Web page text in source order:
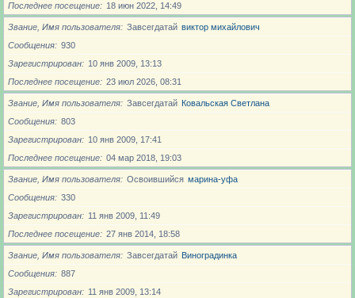
Последнее посещение
18 июн 2022, 14:49
Звание, Имя пользователя Завсегдатай виктор михайлович
Сообщения
930
Зарегистрирован
10 янв 2009, 13:13
Последнее посещение
23 июл 2026, 08:31
Звание, Имя пользователя Завсегдатай Ковальская Светлана
Сообщения
803
Зарегистрирован
10 янв 2009, 17:41
Последнее посещение
04 мар 2018, 19:03
Звание, Имя пользователя Освоившийся марина-уфа
Сообщения
330
Зарегистрирован
11 янв 2009, 11:49
Последнее посещение
27 янв 2014, 18:58
Звание, Имя пользователя Завсегдатай Виноградинка
Сообщения
887
Зарегистрирован
11 янв 2009, 13:14